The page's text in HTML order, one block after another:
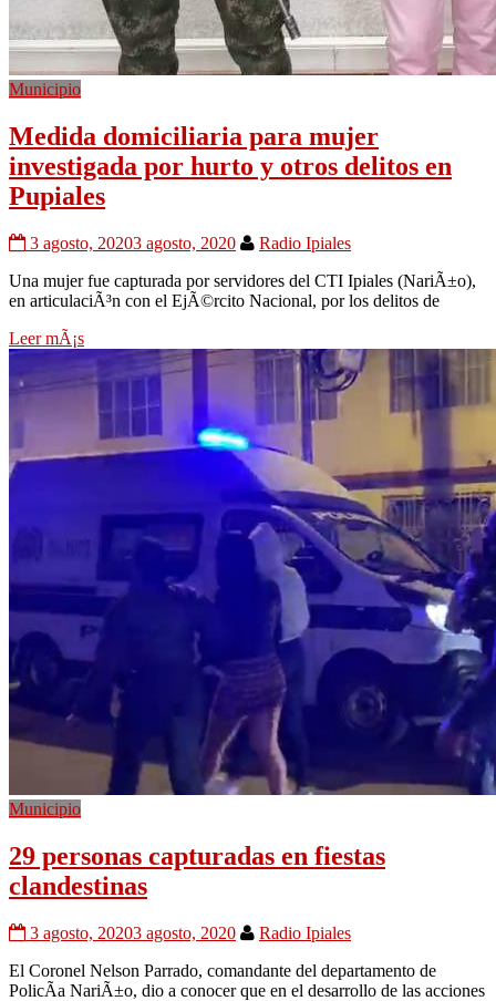
Municipio
Medida domiciliaria para mujer
investigada por hurto y otros delitos en
Pupiales
3 agosto, 20203 agosto, 2020
Radio Ipiales
Una mujer fue capturada por servidores del CTI Ipiales (NariÃ±o),
en articulaciÃ³n con el EjÃ©rcito Nacional, por los delitos de
Leer mÃ¡s
Municipio
29 personas capturadas en fiestas
clandestinas
3 agosto, 20203 agosto, 2020
Radio Ipiales
El Coronel Nelson Parrado, comandante del departamento de
PolicÃ­a NariÃ±o, dio a conocer que en el desarrollo de las acciones